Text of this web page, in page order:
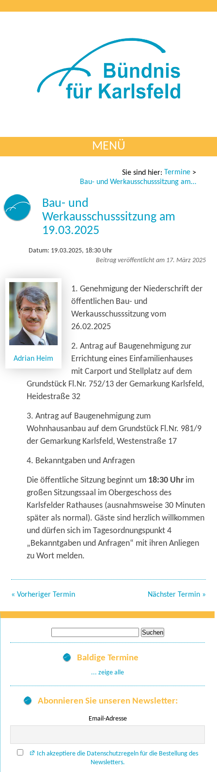
MENÜ
Sie sind hier: Termine >
Bau- und Werkausschusssitzung am 19.03.2025
Bau- und
Werkausschusssitzung am
19.03.2025
Datum: 19.03.2025, 18:30 Uhr
Beitrag veröffentlicht am 17. März 2025
Adrian Heim
1. Genehmigung der Niederschrift der
öffentlichen Bau- und
Werkausschusssitzung vom
26.02.2025
2. Antrag auf Baugenehmigung zur
Errichtung eines Einfamilienhauses
mit Carport und Stellplatz auf dem
Grundstück Fl.Nr. 752/13 der Gemarkung Karlsfeld,
Heidestraße 32
3. Antrag auf Baugenehmigung zum
Wohnhausanbau auf dem Grundstück Fl.Nr. 981/9
der Gemarkung Karlsfeld, Westenstraße 17
4. Bekanntgaben und Anfragen
Die öffentliche Sitzung beginnt um 18:30 Uhr im
großen Sitzungssaal im Obergeschoss des
Karlsfelder Rathauses (ausnahmsweise 30 Minuten
später als normal). Gäste sind herzlich willkommen
und dürfen sich im Tagesordnungspunkt 4
„Bekanntgaben und Anfragen“ mit ihren Anliegen
zu Wort melden.
« Vorheriger Termin Nächster Termin »
nach:
Baldige Termine
... zeige alle
Abonnieren Sie unseren Newsletter:
Email-Adresse
Ich akzeptiere die Datenschutzregeln für die Bestellung des
Newsletters.